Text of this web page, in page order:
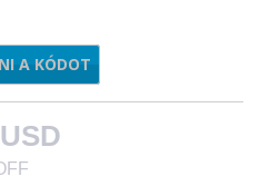
STXCL10
A KÓDOT